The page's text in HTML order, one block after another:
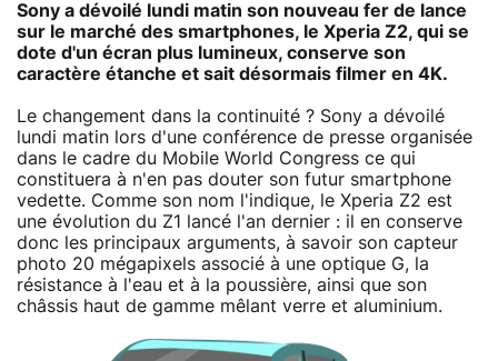
Sony a dévoilé lundi matin son nouveau fer de lance
sur le marché des smartphones, le Xperia Z2, qui se
dote d'un écran plus lumineux, conserve son
caractère étanche et sait désormais filmer en 4K.
Le changement dans la continuité ? Sony a dévoilé
lundi matin lors d'une conférence de presse organisée
dans le cadre du Mobile World Congress ce qui
constituera à n'en pas douter son futur smartphone
vedette. Comme son nom l'indique, le Xperia Z2 est
une évolution du Z1 lancé l'an dernier : il en conserve
donc les principaux arguments, à savoir son capteur
photo 20 mégapixels associé à une optique G, la
résistance à l'eau et à la poussière, ainsi que son
châssis haut de gamme mêlant verre et aluminium.